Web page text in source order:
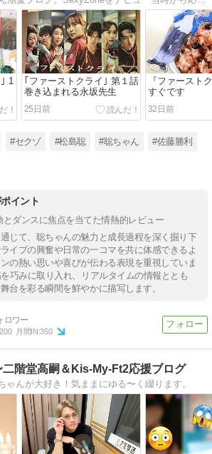
1
｢ファーストクライ｣ 第１話
巻き込まれる永坂先生
25日前
『ファースト
すぐです
32日前
#セクゾ #松島聡 #聡ちゃん #佐藤勝利
イント
とダンスに焦点を当てた情熱的レビュー
じて、聡ちゃんの魅力と成長過程を深く掘り下
イブの興奮や日常の一コマを共に体感できるよ
の熱い思いや喜びが伝わる表現を重視していま
巧みに取り入れ、リアルタイムの情報ととも
台を彩る瞬間を鮮やかに描写します。
200 月間IN:350
二階堂高嗣＆Kis-My-Ft2応援ブログ
ゃんが大好き！気ままにゆる〜く綴ります。